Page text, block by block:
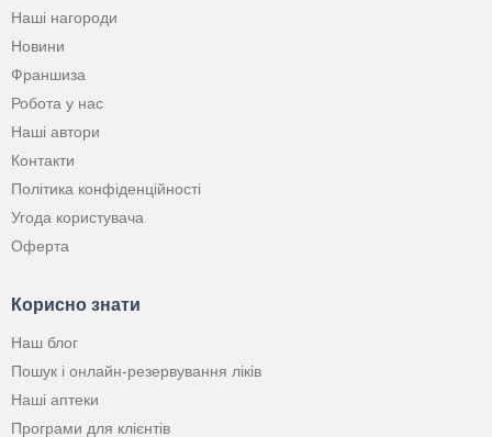
Наші нагороди
Новини
Франшиза
Робота у нас
Наші автори
Контакти
Політика конфіденційності
Угода користувача
Оферта
Корисно знати
Наш блог
Пошук і онлайн-резервування ліків
Наші аптеки
Програми для клієнтів